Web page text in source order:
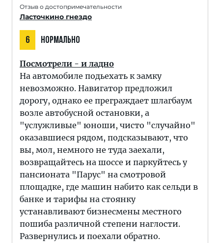
Отзыв о достопримечательности
Ласточкино гнездо
6 НОРМАЛЬНО
Посмотрели - и ладно
На автомобиле подьехать к замку
невозможно. Навигатор предложил
дорогу, однако ее преграждает шлагбаум
возле автобусной остановки, а
"услужливые" юноши, чисто "случайно"
оказавшиеся рядом, подсказывают, что
вы, мол, немного не туда заехали,
возвращайтесь на шоссе и паркуйтесь у
пансионата "Парус" на смотровой
площадке, где машин набито как сельди в
банке и тарифы на стоянку
устанавливают бизнесмены местного
пошиба различной степени наглости.
Развернулись и поехали обратно.